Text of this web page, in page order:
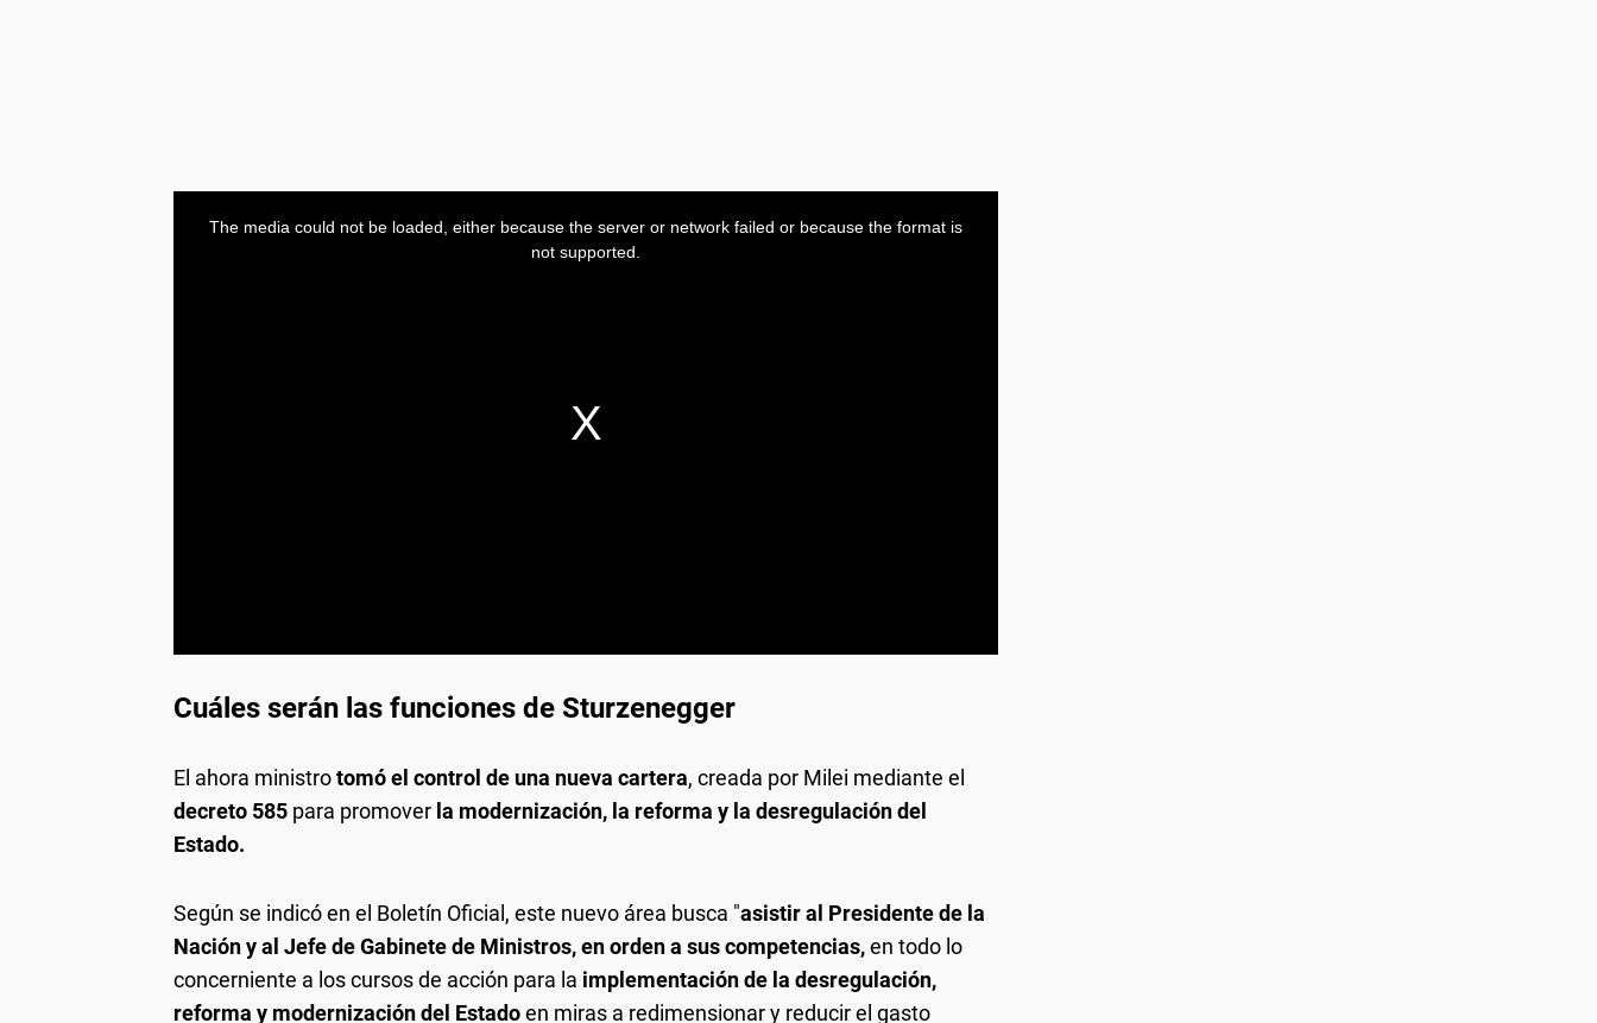
Cuáles serán las funciones de Sturzenegger
El ahora ministrotomó el control de una nueva cartera, creada por Milei mediante el
decreto 585 para promover la modernización, la reforma y la desregulación del
Estado.
Según se indicó en el Boletín Oficial, este nuevo área busca "asistir al Presidente de la
Nación y al Jefe de Gabinete de Ministros, en orden a sus competencias,en todo lo
concerniente a los cursos de acción para la implementación de la desregulación,
reforma y modernización del Estadoen miras a redimensionar y reducir el gasto